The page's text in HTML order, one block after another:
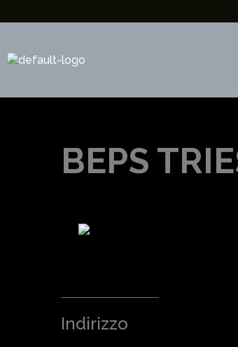
al
BEPS
Indirizzo